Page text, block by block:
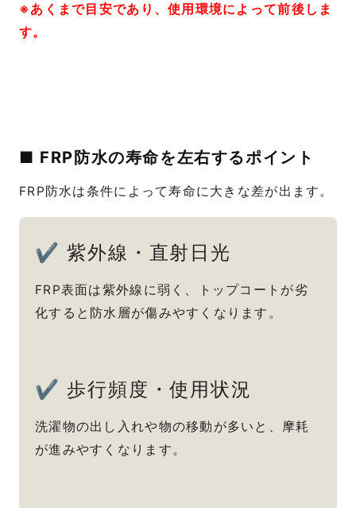
※あくまで目安であり、使用環境によって前後しま
す。
■ FRP防水の寿命を左右するポイント
FRP防水は条件によって寿命に大きな差が出ます。
✔ 紫外線・直射日光
FRP表面は紫外線に弱く、トップコートが劣
化すると防水層が傷みやすくなります。
✔ 歩行頻度・使用状況
洗濯物の出し入れや物の移動が多いと、摩耗
が進みやすくなります。